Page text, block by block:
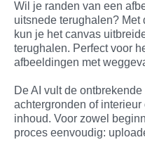
Wil je randen van een
uitsnede terughalen? Met
kun je het canvas
terughalen. Perfect voor
afbeeldingen met
De AI vult de
achtergronden of
inhoud. Voor zowel
proces eenvoudig: